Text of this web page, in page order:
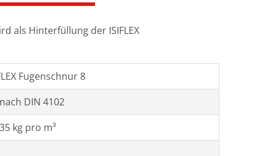
als Hinterfüllung der ISIFLEX
Fugenschnur 8
DIN 4102
kg pro m³